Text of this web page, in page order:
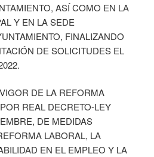
ASÍ COMO EN LA
Y EN LA SEDE
FINALIZANDO
DE SOLICITUDES EL
DE LA REFORMA
REAL DECRETO-LEY
DE MEDIDAS
LABORAL, LA
EN EL EMPLEO Y LA